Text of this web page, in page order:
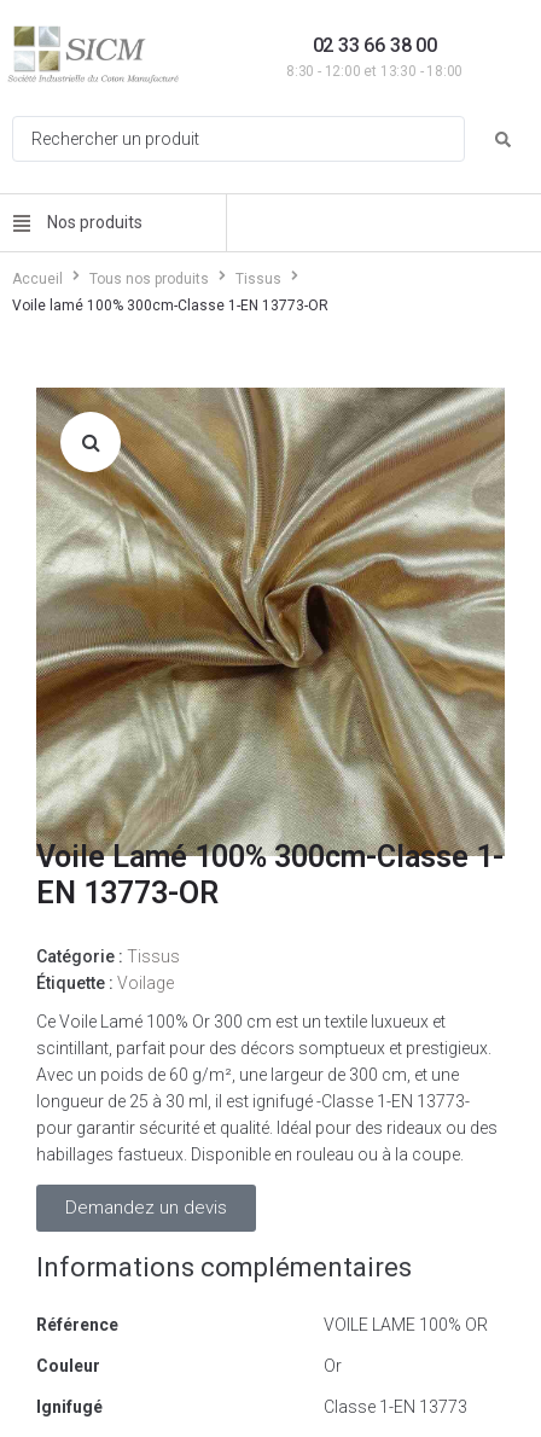
02 33 66 38 00
8:30 - 12:00 et 13:30 - 18:00
Nos produits
Accueil Tous nos produits
Tissus
Voile lamé 100% 300cm-Classe 1-EN 13773-OR
Voile Lamé 100% 300cm-Classe 1-
EN 13773-OR
Catégorie : Tissus
Étiquette : Voilage
Ce Voile Lamé 100% Or 300 cm est un textile luxueux et
scintillant, parfait pour des décors somptueux et prestigieux.
Avec un poids de 60 g/m², une largeur de 300 cm, et une
longueur de 25 à 30 ml, il est ignifugé -Classe 1-EN 13773-
pour garantir sécurité et qualité. Idéal pour des rideaux ou des
habillages fastueux. Disponible en rouleau ou à la coupe.
Demandez un devis
Informations complémentaires
Référence VOILE LAME 100% OR
Couleur Or
Ignifugé Classe 1-EN 13773